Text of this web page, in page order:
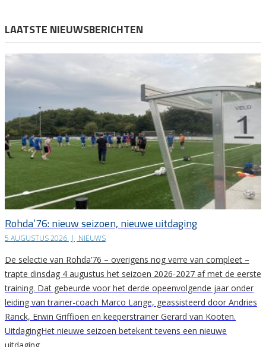
LAATSTE NIEUWSBERICHTEN
Rohda’76: nieuw seizoen, nieuwe uitdaging
5 AUGUSTUS 2026 | NIEUWS
De selectie van Rohda’76 – overigens nog verre van compleet –
trapte dinsdag 4 augustus het seizoen 2026-2027 af met de eerste
training. Dat gebeurde voor het derde opeenvolgende jaar onder
leiding van trainer-coach Marco Lange, geassisteerd door Andries
Ranck, Erwin Griffioen en keeperstrainer Gerard van Kooten.
UitdagingHet nieuwe seizoen betekent tevens een nieuwe